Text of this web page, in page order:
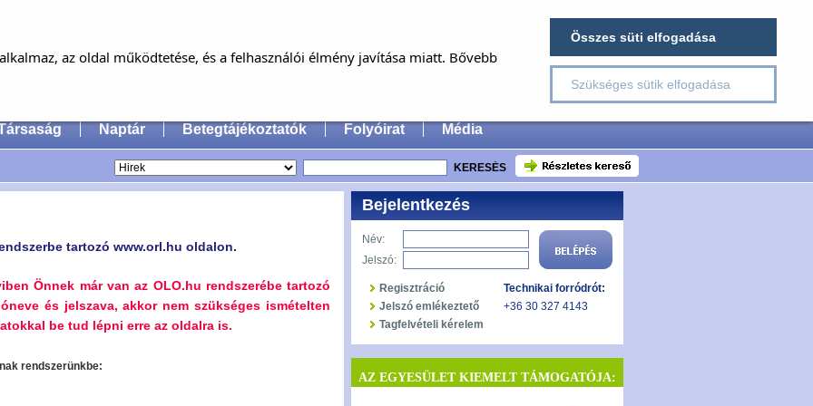
ORVOSOK EGYESÜLETE
Naptár Betegtájékoztatók Folyóirat Média
×
tartozó www.orl.hu oldalon.
Önnek már van az OLO.hu rendszerébe tartozó
és jelszava, akkor nem szükséges ismételten
be tud lépni erre az oldalra is.
rendszerünkbe:
Bejelentkezés
Név:
Jelszó:
Regisztráció
Jelszó emlékeztető
Tagfelvételi kérelem
Technikai forródrót:
+36 30 327 4143
AZ EGYESÜLET KIEMELT TÁMOGATÓJA:
az oldal működtetése, és a felhasználói élmény javítása miatt. Bővebb
Összes süti elfogadása
Szükséges sütik elfogadása